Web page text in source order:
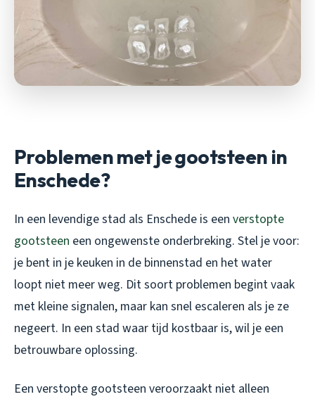
Problemen met je gootsteen in
Enschede?
In een levendige stad als Enschede is een verstopte
gootsteen een ongewenste onderbreking. Stel je voor:
je bent in je keuken in de binnenstad en het water
loopt niet meer weg. Dit soort problemen begint vaak
met kleine signalen, maar kan snel escaleren als je ze
negeert. In een stad waar tijd kostbaar is, wil je een
betrouwbare oplossing.
Een verstopte gootsteen veroorzaakt niet alleen